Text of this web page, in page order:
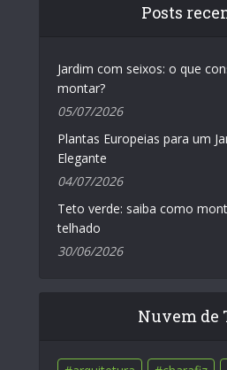
Posts
Jardim com seixos: o que
montar?
05/07/2026
Plantas Europeias para um
Elegante
04/07/2026
Teto verde: saiba como
telhado
30/06/2026
Nuvem de